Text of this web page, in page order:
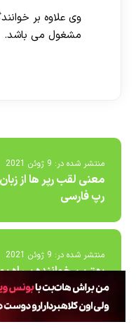
وی علاوه بر
مشغول می باشد.
منتشر شده در: 9 ژوئن 2021
معنی لقب رپر ها از
رپ فارسی
منتشر شده در: 9 ژوئن 2021
کیست؟